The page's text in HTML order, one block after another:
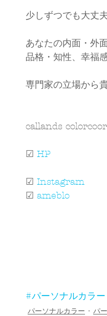
少しずつでも大丈夫
あなたの内面・外
品格・知性、幸福
専門家の立場から
callands
☑ HP
☑ Instagram
☑ ameblo
#パーソナルカラー
パーソナルカラー パ